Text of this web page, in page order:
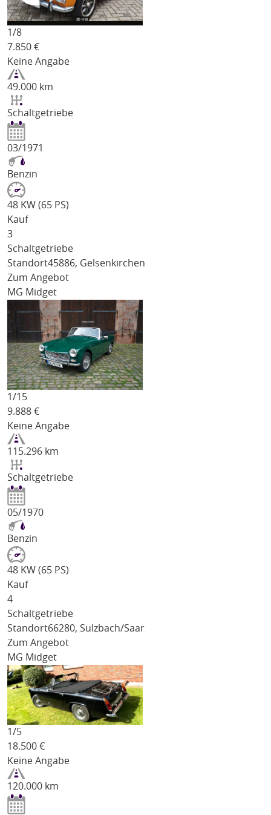
1/8
7.850 €
Keine Angabe
49.000 km
Schaltgetriebe
03/1971
Benzin
48 KW (65 PS)
Kauf
3
Schaltgetriebe
Standort45886, Gelsenkirchen
Zum Angebot
MG Midget
1/15
9.888 €
Keine Angabe
115.296 km
Schaltgetriebe
05/1970
Benzin
48 KW (65 PS)
Kauf
4
Schaltgetriebe
Standort66280, Sulzbach/Saar
Zum Angebot
MG Midget
1/5
18.500 €
Keine Angabe
120.000 km